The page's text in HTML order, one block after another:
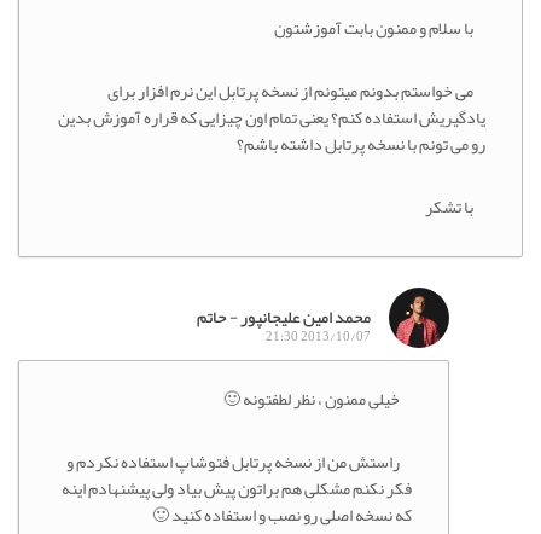
با سلام و ممنون بابت آموزشتون
می خواستم بدونم میتونم از نسخه پرتابل این نرم افزار برای
یادگیریش استفاده کنم؟ یعنی تمام اون چیزایی که قراره آموزش بدین
رو می تونم با نسخه پرتابل داشته باشم؟
با تشکر
محمد امین علیجانپور - حاتم
2013/10/07 21:30
خیلی ممنون ، نظر لطفتونه 🙂
راستش من از نسخه پرتابل فتوشاپ استفاده نکردم و
فکر نکنم مشکلی هم براتون پیش بیاد ولی پیشنهادم اینه
که نسخه اصلی رو نصب و استفاده کنید 🙂